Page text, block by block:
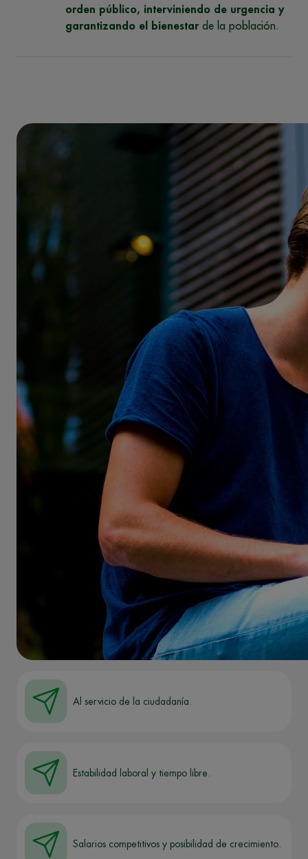
orden público, interviniendo de urgencia y
garantizando el bienestar de la población.
Al servicio de la ciudadanía.
Estabilidad laboral y tiempo libre.
Salarios competitivos y posibilidad de crecimiento.